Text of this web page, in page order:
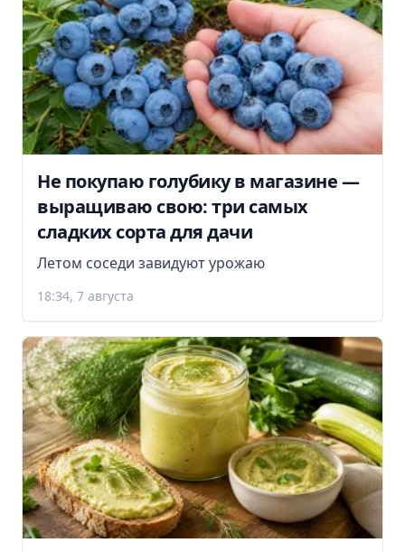
Не покупаю голубику в магазине —
выращиваю свою: три самых
сладких сорта для дачи
Летом соседи завидуют урожаю
18:34, 7 августа